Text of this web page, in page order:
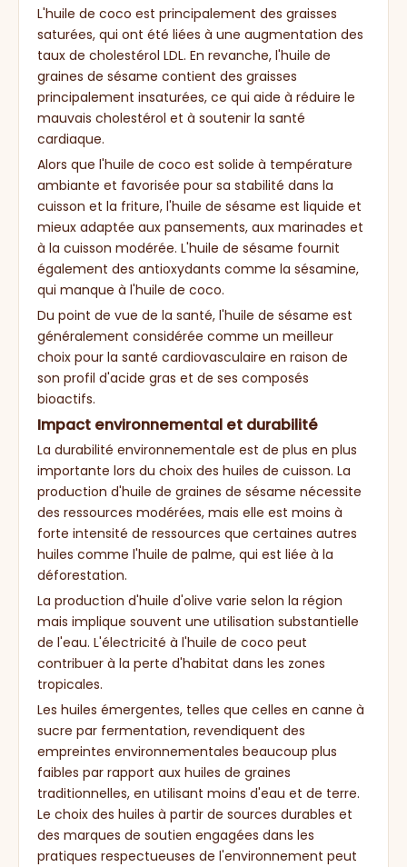
L'huile de coco est principalement des graisses
saturées, qui ont été liées à une augmentation des
taux de cholestérol LDL. En revanche, l'huile de
graines de sésame contient des graisses
principalement insaturées, ce qui aide à réduire le
mauvais cholestérol et à soutenir la santé
cardiaque.
Alors que l'huile de coco est solide à température
ambiante et favorisée pour sa stabilité dans la
cuisson et la friture, l'huile de sésame est liquide et
mieux adaptée aux pansements, aux marinades et
à la cuisson modérée. L'huile de sésame fournit
également des antioxydants comme la sésamine,
qui manque à l'huile de coco.
Du point de vue de la santé, l'huile de sésame est
généralement considérée comme un meilleur
choix pour la santé cardiovasculaire en raison de
son profil d'acide gras et de ses composés
bioactifs.
Impact environnemental et durabilité
La durabilité environnementale est de plus en plus
importante lors du choix des huiles de cuisson. La
production d'huile de graines de sésame nécessite
des ressources modérées, mais elle est moins à
forte intensité de ressources que certaines autres
huiles comme l'huile de palme, qui est liée à la
déforestation.
La production d'huile d'olive varie selon la région
mais implique souvent une utilisation substantielle
de l'eau. L'électricité à l'huile de coco peut
contribuer à la perte d'habitat dans les zones
tropicales.
Les huiles émergentes, telles que celles en canne à
sucre par fermentation, revendiquent des
empreintes environnementales beaucoup plus
faibles par rapport aux huiles de graines
traditionnelles, en utilisant moins d'eau et de terre.
Le choix des huiles à partir de sources durables et
des marques de soutien engagées dans les
pratiques respectueuses de l'environnement peut